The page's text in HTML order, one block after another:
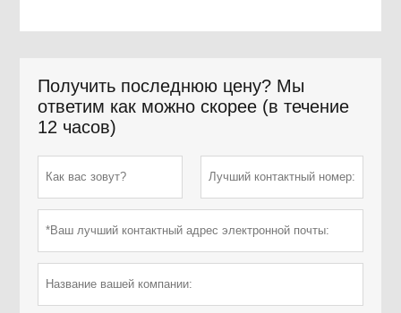
Получить последнюю цену? Мы
ответим как можно скорее (в течение
12 часов)